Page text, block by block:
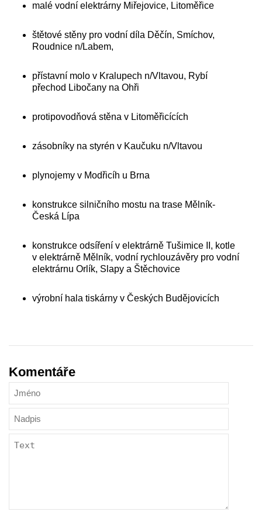
malé vodní elektrárny Miřejovice, Litoměřice
štětové stěny pro vodní díla Děčín, Smíchov,
Roudnice n/Labem,
přístavní molo v Kralupech n/Vltavou, Rybí
přechod Libočany na Ohři
protipovodňová stěna v Litoměřicících
zásobníky na styrén v Kaučuku n/Vltavou
plynojemy v Modřicíh u Brna
konstrukce silničního mostu na trase Mělník-
Česká Lípa
konstrukce odsíření v elektrárně Tušimice II, kotle
v elektrárně Mělník, vodní rychlouzávěry pro vodní
elektrárnu Orlík, Slapy a Štěchovice
výrobní hala tiskárny v Českých Budějovicích
Komentáře